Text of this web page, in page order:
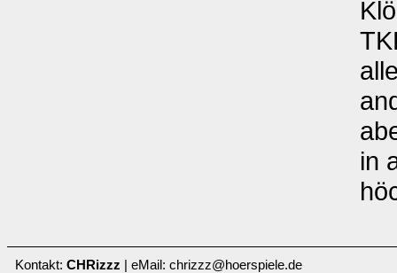
in
Kontakt: CHRizzz | eMail: chrizzz@hoerspiele.de